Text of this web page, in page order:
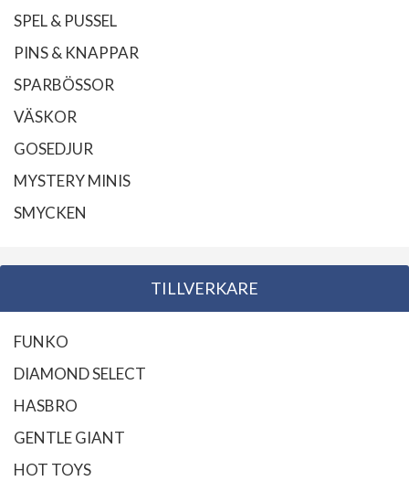
SPEL & PUSSEL
PINS & KNAPPAR
SPARBÖSSOR
VÄSKOR
GOSEDJUR
MYSTERY MINIS
SMYCKEN
TILLVERKARE
FUNKO
DIAMOND SELECT
HASBRO
GENTLE GIANT
HOT TOYS